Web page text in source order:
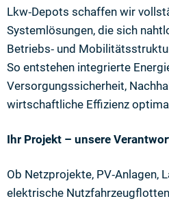
Lkw‑Depots schaffen wir
Systemlösungen, die sich
Betriebs‑ und
So entstehen integrierte
Versorgungssicherheit,
wirtschaftliche Effizienz
Ihr Projekt – unsere
Ob Netzprojekte, PV‑Anlagen,
elektrische